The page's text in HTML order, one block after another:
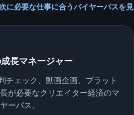
に必要な仕事に合うバイヤーパスを見
長マネージャー
チェック、動画企画、プラット
が必要なクリエイター経済のマ
ーパス。